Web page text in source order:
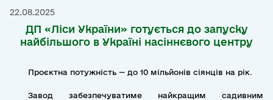
22.08.2025
ДП «Ліси України» готується до запуску
найбільшого в Україні насіннєвого центру
Проєктна потужність — до 10 мільйонів сіянців на рік.
Завод забезпечуватиме найкращим садивним